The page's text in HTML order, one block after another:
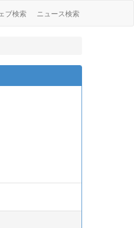
ブ検索 ニュース検索